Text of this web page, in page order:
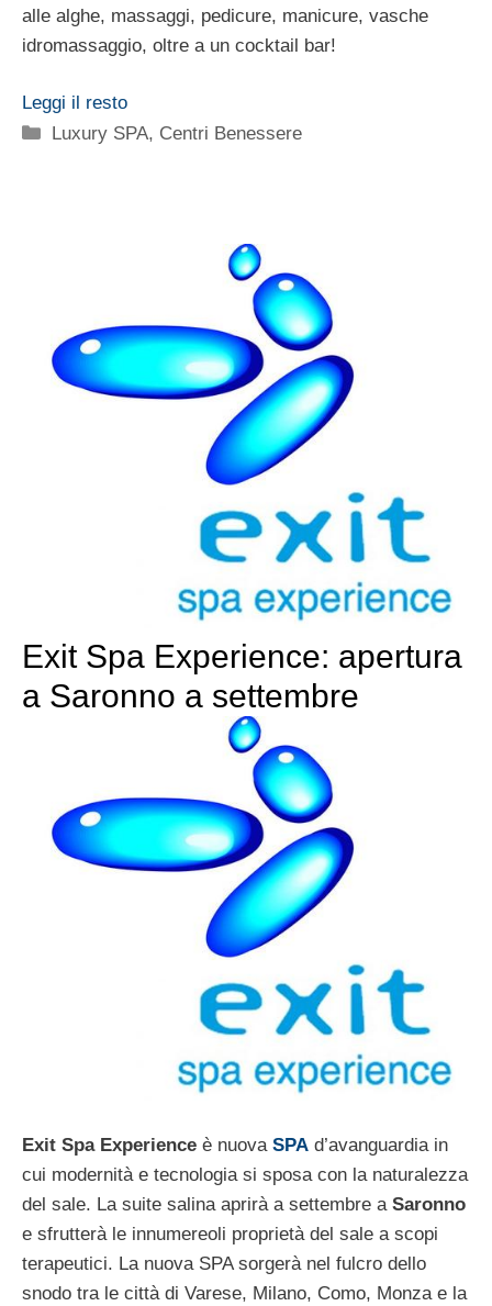
alle alghe, massaggi, pedicure, manicure, vasche
idromassaggio, oltre a un cocktail bar!
Leggi il resto
Categorie
Luxury SPA, Centri Benessere
Exit Spa Experience: apertura
a Saronno a settembre
Exit Spa Experience è nuova SPA d’avanguardia in
cui modernità e tecnologia si sposa con la naturalezza
del sale. La suite salina aprirà a settembre a Saronno
e sfrutterà le innumereoli proprietà del sale a scopi
terapeutici. La nuova SPA sorgerà nel fulcro dello
snodo tra le città di Varese, Milano, Como, Monza e la